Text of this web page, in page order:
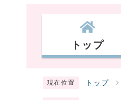
トップ
現在位置 トップ